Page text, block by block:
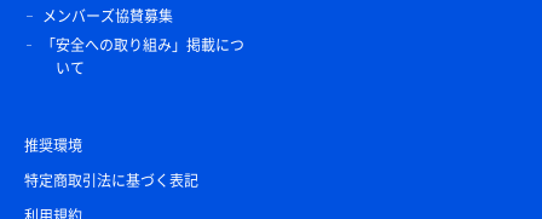
メンバーズ協賛募集
「安全への取り組み」掲載につ
いて
推奨環境
特定商取引法に基づく表記